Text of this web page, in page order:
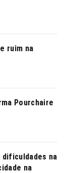
ruim na
Pourchaire
na
na